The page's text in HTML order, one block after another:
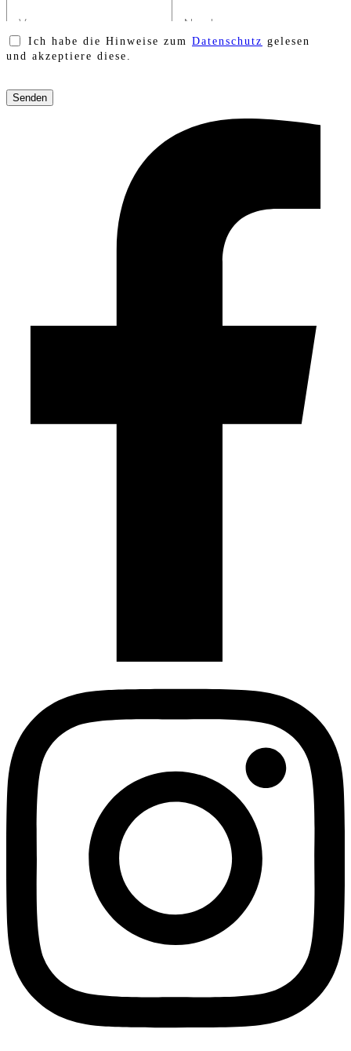
Ich habe die Hinweise zum Datenschutz gelesen
und akzeptiere diese.
lasse